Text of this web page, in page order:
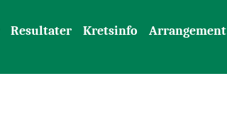
Resultater Kretsinfo Arrangement